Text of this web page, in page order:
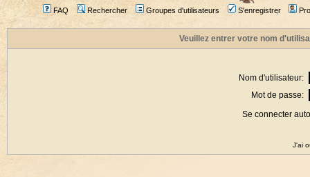
FAQ Rechercher Groupes d'utilisateurs S'enregistrer
Veuillez entrer votre nom
Nom d'utilisateur:
Mot de passe:
Se connecter
J'ai